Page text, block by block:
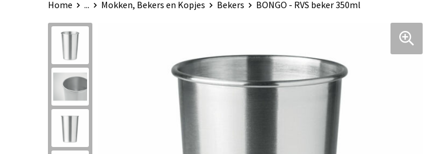
Home ... Mokken, Bekers en Kopjes Bekers BONGO - RVS beker 350ml